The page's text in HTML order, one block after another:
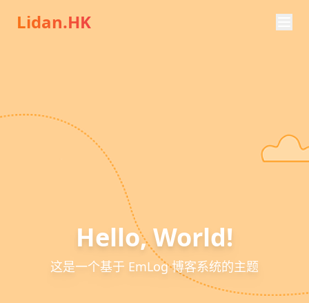
Lidan.HK
Hello, World!
这是一个基于 EmLog 博客系统的主题